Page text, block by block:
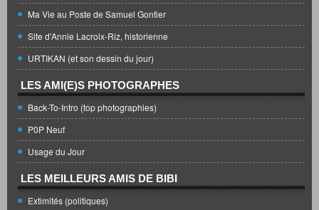
Ma Vie au Poste de Samuel Gontier
Site d'Annie Lacroix-Riz, historienne
URTIKAN (et son dessin du jour)
LES AMI(E)S PHOTOGRAPHES
Back-To-Intro (top photographies)
P0P Neuf
Usage du Jour
LES MEILLEURS AMIS DE BIBI
Extimités (politiques)